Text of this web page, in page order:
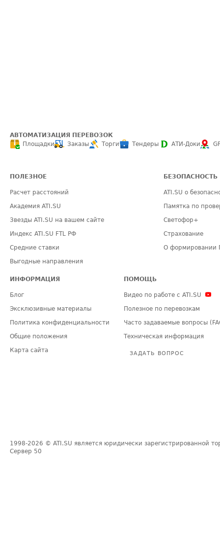
АВТОМАТИЗАЦИЯ ПЕРЕВОЗОК
Площадки
Заказы Торги Тендеры АТИ-Доки
ПОЛЕЗНОЕ
Расчет расстояний
Академия ATI.SU
Звезды ATI.SU на вашем сайте
Индекс ATI.SU FTL РФ
Средние ставки
Выгодные направления
БЕЗОПАСНОСТЬ
ATI.SU о
Памятка по
Светофор+
Страхование
О формировании
ИНФОРМАЦИЯ
Блог
Эксклюзивные материалы
Политика конфиденциальности
Общие положения
Карта сайта
ПОМОЩЬ
Видео по работе с ATI.SU
Полезное по перевозкам
Часто задаваемые вопросы
Техническая информация
ЗАДАТЬ ВОПРОС
1998-2026 © ATI.SU является юридически зарегистрированной
Сервер 50